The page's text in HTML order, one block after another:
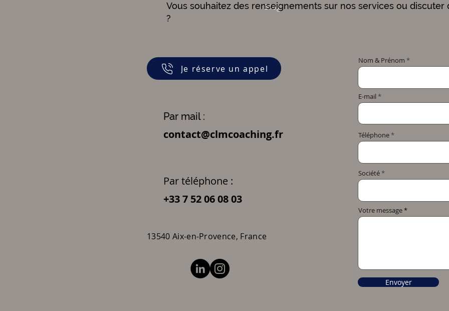
Blog
Vous souhaitez des renseignements sur nos services ou discuter
?
Je réserve un appel
Par mail :
contact@clmcoaching.fr
Par téléphone :
+33 7 52 06 08 03
13540 Aix-en-Provence, France
Nom & Prénom
E-mail
Téléphone
Société
Votre message
Envoyer